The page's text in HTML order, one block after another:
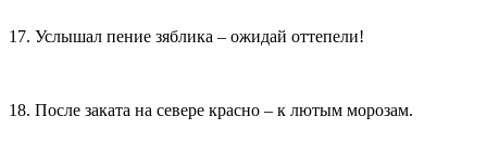
17. Услышал пение зяблика – ожидай оттепели!
18. После заката на севере красно – к лютым морозам.